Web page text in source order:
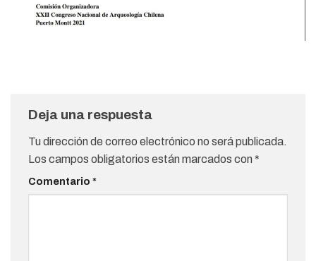
Deja una respuesta
Tu dirección de correo electrónico no será publicada.
Los campos obligatorios están marcados con *
Comentario *